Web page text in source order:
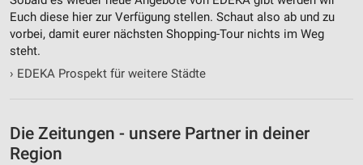
Euch diese hier zur Verfügung stellen. Schaut also ab und zu
vorbei, damit eurer nächsten Shopping-Tour nichts im Weg
steht.
› EDEKA Prospekt für weitere Städte
Die Zeitungen - unsere Partner in deiner
Region